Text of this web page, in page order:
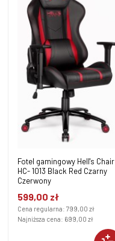
Fotel gamingowy Hell's Chair
HC- 1013 Black Red Czarny
Czerwony
599,00 zł
Cena regularna: 799,00 zł
Najniższa cena: 699,00 zł